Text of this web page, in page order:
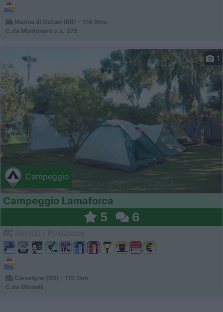
Marina di Ostuni (BR) - 114.9km
C.da Montanaro s.s. 379
Campeggio
1
Campeggio Lamaforca
5 6
Carovigno (BR) - 115.1km
C.da Mindelli